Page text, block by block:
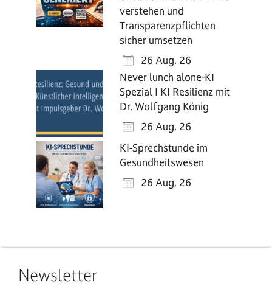
verstehen und
Transparenzpflichten
sicher umsetzen
26 Aug. 26
Never lunch alone-KI
Spezial I KI Resilienz mit
Dr. Wolfgang König
26 Aug. 26
KI-Sprechstunde im
Gesundheitswesen
26 Aug. 26
Newsletter